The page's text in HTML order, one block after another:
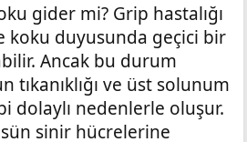
gider mi? Grip hastalığı
koku duyusunda geçici bir
Ancak bu durum
tıkanıklığı ve üst solunum
dolaylı nedenlerle oluşur.
sinir hücrelerine